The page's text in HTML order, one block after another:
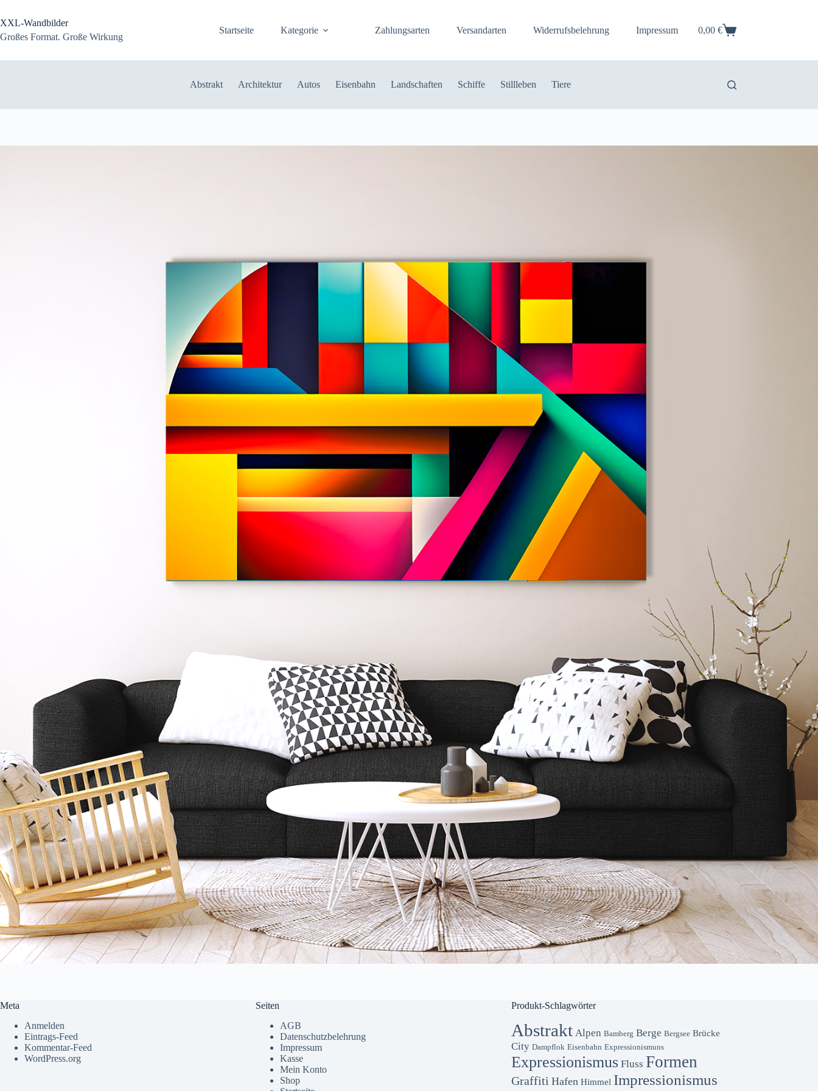
springen
XXL-Wandbilder
Großes Format. Große Wirkung
Startseite Kategorie Zahlungsarten Versandarten Widerrufsbelehrung Impressum Warenkorb
0,00 €
Abstrakt Architektur Autos Eisenbahn Landschaften Schiffe Stillleben Tiere
Meta
Anmelden
Eintrags-Feed
Kommentar-Feed
WordPress.org
Seiten
AGB
Datenschutzbelehrung
Impressum
Kasse
Mein Konto
Shop
Produkt-Schlagwörter
Abstrakt Alpen Bamberg Berge Bergsee Brücke
City Dampflok Eisenbahn Expressionismuns
Expressionismus Fluss Formen
Graffiti Hafen Himmel Impressionismus